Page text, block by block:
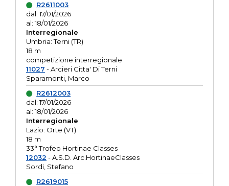
R2611003
dal: 17/01/2026
al: 18/01/2026
Interregionale
Umbria: Terni (TR)
18 m
competizione interregionale
11027 - Arcieri Citta' Di Terni
Sparamonti, Marco
R2612003
dal: 17/01/2026
al: 18/01/2026
Interregionale
Lazio: Orte (VT)
18 m
33° Trofeo Hortinae Classes
12032 - A.S.D. Arc.HortinaeClasses
Sordi, Stefano
R2619015